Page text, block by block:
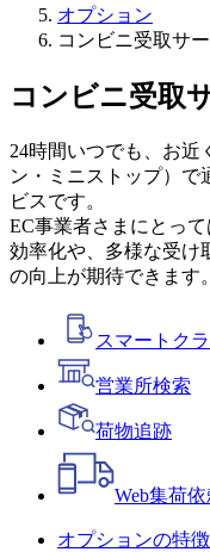
オプション
コンビニ受取サ
コンビニ受取
24時間いつでも、お近
ン・ミニストップ）で
ビスです。
EC事業者さまにとっ
効率化や、多様な受け
の向上が期待できます。
スマートク
営業所検索
荷物追跡
Web集荷依
オプションの特徴